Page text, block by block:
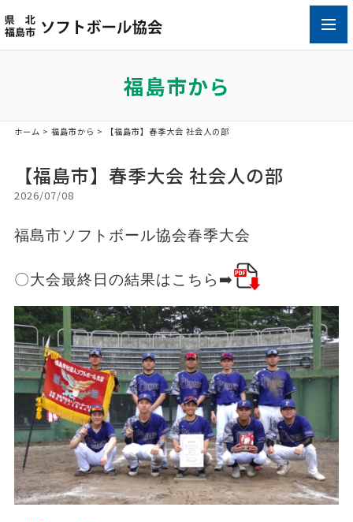
福島市から
ホーム > 福島市から > 【福島市】春季大会 社会人の部
【福島市】春季大会 社会人の部
2026/07/08
福島市ソフトボール協会春季大会
〇大会最終日の結果はこちら➡️